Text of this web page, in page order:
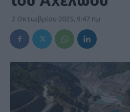
2 Οκτωβρίου 2025, 9:47 πμ